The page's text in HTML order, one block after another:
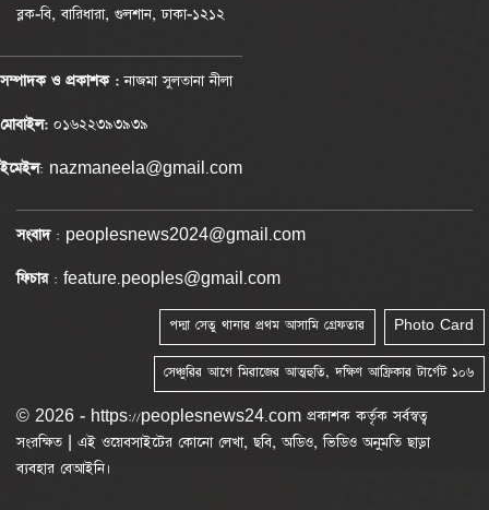
ব্লক-বি, বারিধারা, গুলশান, ঢাকা-১২১২
সম্পাদক ও প্রকাশক :নাজমা সুলতানা নীলা
মোবাইল: ০১৬২২৩৯৩৯৩৯
ইমেইল: nazmaneela@gmail.com
সংবাদ: peoplesnews2024@gmail.com
ফিচার: feature.peoples@gmail.com
Photo Card
পদ্মা সেতু থানার প্রথম আসামি গ্রেফতার
সেঞ্চুরির আগে মিরাজের আত্মহুতি, দক্ষিণ আফ্রিকার টার্গেট ১০৬
© 2026 - https://peoplesnews24.com প্রকাশক কর্তৃক সর্বস্বত্ব
সংরক্ষিত | এই ওয়েবসাইটের কোনো লেখা, ছবি, অডিও, ভিডিও অনুমতি ছাড়া
ব্যবহার বেআইনি।